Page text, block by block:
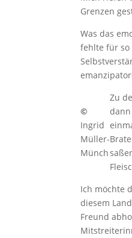
Grenzen
Was das
fehlte für so
©
Ingrid
Müller-
Münch
Zu
Ich möchte
diesem
Freund